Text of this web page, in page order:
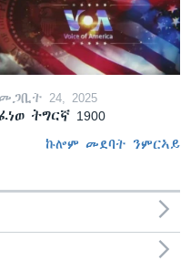
መጋቢት 24, 2025
ትግርኛ 1900
ኩሎም መደባት ንምርኣይ